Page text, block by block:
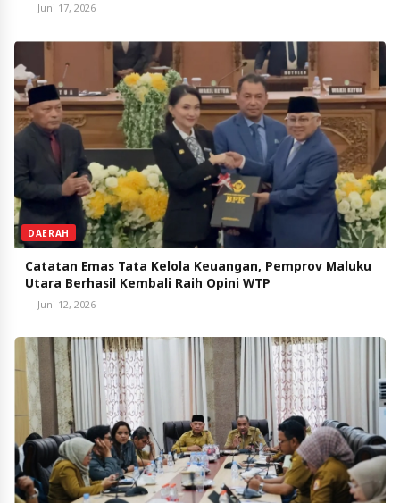
Juni 17, 2026
DAERAH
Catatan Emas Tata Kelola Keuangan, Pemprov Maluku
Juni 12, 2026